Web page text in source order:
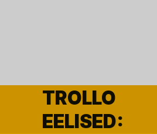
TROLLO
EELISED: